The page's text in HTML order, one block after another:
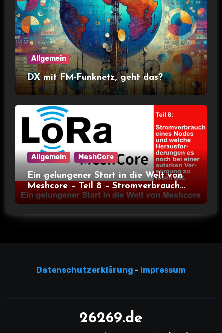
Allgemein
DX mit FM-Funknetz, geht das?
Allgemein MeshCore
Ein gelungener Start in die Welt von
Meshcore – Teil 8 – Stromverbrauch
bei verschiedenen Nodes
Datenschutzerklärung - Impressum
26269.de